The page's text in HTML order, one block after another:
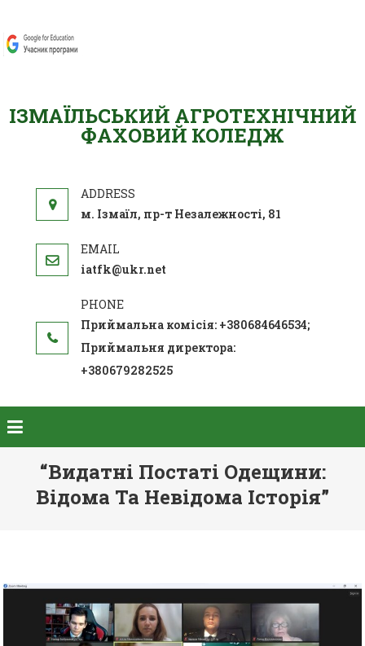
ІЗМАЇЛЬСЬКИЙ АГРОТЕХНІЧНИЙ
ФАХОВИЙ КОЛЕДЖ
м. Ізмаїл, пр-т Незалежності, 81
iatfk@ukr.net
Приймальна комісія: +380684646534;
Приймальня директора:
+380679282525
“Видатні Постаті Одещини:
Відома Та Невідома Історія”